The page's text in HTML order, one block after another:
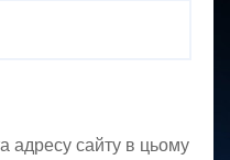
адресу сайту в цьому